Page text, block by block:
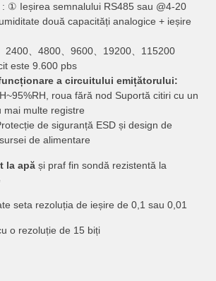
: ① Ieșirea semnalului RS485 sau @4-20
două capacități analogice + ieșire
2400、4800、9600、19200、115200
este 9.600 pbs
a circuitului emițătorului:
roua fără nod Suportă citiri cu un
mai multe registre
de siguranță ESD și design de
de alimentare
la apă și praf fin sondă rezistentă la
seta rezoluția de ieșire de 0,1 sau 0,01
o rezoluție de 15 biți